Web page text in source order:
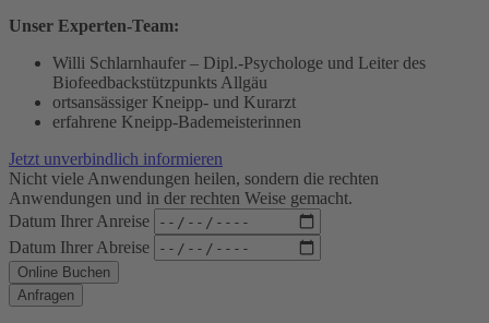
Unser Experten-Team:
Willi Schlarnhaufer – Dipl.-Psychologe und Leiter des
Biofeedbackstützpunkts Allgäu
ortsansässiger Kneipp- und Kurarzt
erfahrene Kneipp-Bademeisterinnen
Jetzt unverbindlich informieren
Nicht viele Anwendungen heilen, sondern die rechten
Anwendungen und in der rechten Weise gemacht.
Datum Ihrer Anreise
Datum Ihrer Abreise
Online Buchen
Anfragen